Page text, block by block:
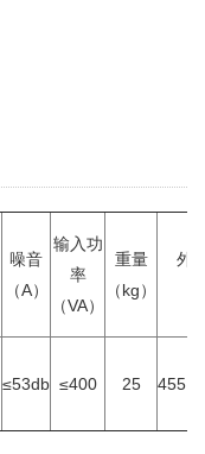
噪音
（A）
输入功
率
（VA）
重量
（kg）
外
≤53db ≤400 25